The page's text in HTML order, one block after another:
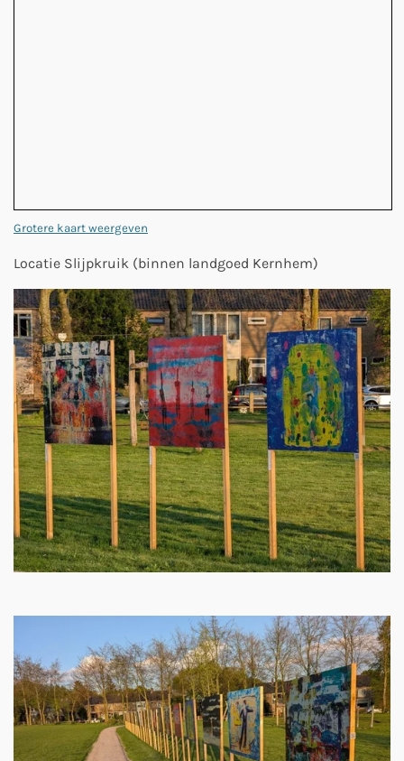
Grotere kaart weergeven
Locatie Slijpkruik (binnen landgoed Kernhem)